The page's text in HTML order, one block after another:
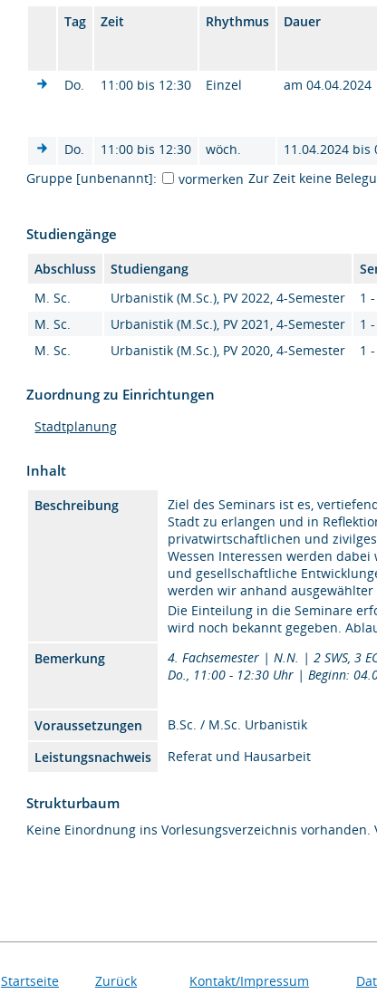
Tag Zeit Rhythmus Dauer
Do.
11:00 bis 12:30 Einzel am 04.04.2024
Do. 11:00 bis 12:30 wöch. 11.04.2024 bis
Gruppe [unbenannt]:
vormerken Zur Zeit keine
Studiengänge
Abschluss Studiengang
M. Sc.
Urbanistik (M.Sc.), PV 2022, 4-Semester 1
M. Sc.
Urbanistik (M.Sc.), PV 2021, 4-Semester 1
M. Sc.
Urbanistik (M.Sc.), PV 2020, 4-Semester 1
Zuordnung zu Einrichtungen
Stadtplanung
Inhalt
Beschreibung
Ziel des Seminars ist es,
Stadt zu erlangen und in
privatwirtschaftlichen und
Wessen Interessen werden
und gesellschaftliche
werden wir anhand
Die Einteilung in die Seminare
wird noch bekannt gegeben.
Bemerkung
4. Fachsemester | N.N. | 2 SWS, 3
Do., 11:00 - 12:30 Uhr | Beginn:
Voraussetzungen
B.Sc. / M.Sc. Urbanistik
Leistungsnachweis
Referat und Hausarbeit
Strukturbaum
Keine Einordnung ins Vorlesungsverzeichnis vorhanden.
Startseite Zurück Kontakt/Impressum